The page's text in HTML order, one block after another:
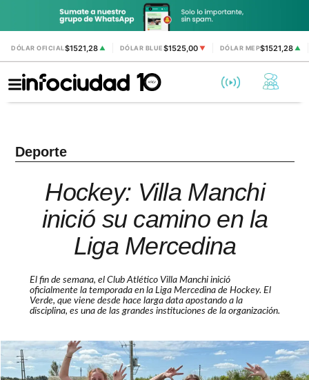
DÓLAR OFICIAL$1521,28 ▲ DÓLAR BLUE$1525,00 ▼ DÓLAR MEP$1521,28▲
Deporte
Hockey: Villa Manchi
inició su camino en la
Liga Mercedina
El fin de semana, el Club Atlético Villa Manchi inició
oficialmente la temporada en la Liga Mercedina de Hockey. El
Verde, que viene desde hace larga data apostando a la
disciplina, es una de las grandes instituciones de la organización.